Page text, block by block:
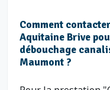
Comment
Aquitaine Brive
débouchage
Maumont ?